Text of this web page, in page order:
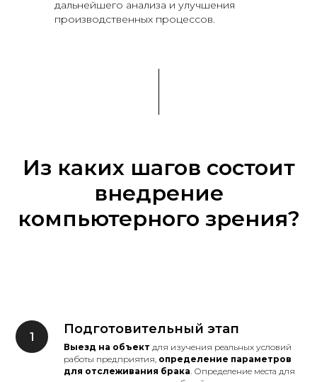
дальнейшего анализа и улучшения
производственных процессов.
Из каких шагов состоит
внедрение
компьютерного зрения?
Подготовительный этап
Выезд на объект для изучения реальных условий
работы предприятия, определение параметров
для отслеживания брака . Определение места для